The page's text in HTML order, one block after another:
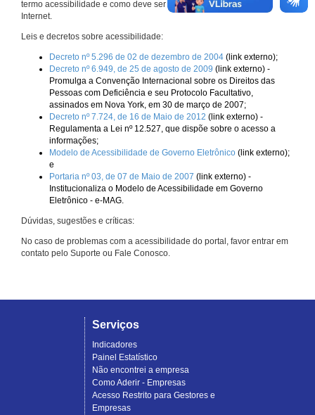
termo acessibilidade e como deve ser implementado nos sites da
Internet.
Leis e decretos sobre acessibilidade:
Decreto nº 5.296 de 02 de dezembro de 2004 (link externo);
Decreto nº 6.949, de 25 de agosto de 2009 (link externo) -
Promulga a Convenção Internacional sobre os Direitos das
Pessoas com Deficiência e seu Protocolo Facultativo,
assinados em Nova York, em 30 de março de 2007;
Decreto nº 7.724, de 16 de Maio de 2012 (link externo) -
Regulamenta a Lei nº 12.527, que dispõe sobre o acesso a
informações;
Modelo de Acessibilidade de Governo Eletrônico (link externo);
e
Portaria nº 03, de 07 de Maio de 2007 (link externo) -
Institucionaliza o Modelo de Acessibilidade em Governo
Eletrônico - e-MAG.
Dúvidas, sugestões e críticas:
No caso de problemas com a acessibilidade do portal, favor entrar em
contato pelo Suporte ou Fale Conosco.
Serviços
Indicadores
Painel Estatístico
Não encontrei a empresa
Como Aderir - Empresas
Acesso Restrito para Gestores e
Empresas